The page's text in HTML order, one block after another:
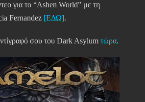
για το “Ashen World” με τη
Fernandez [ΕΔΩ].
σου του Dark Asylum τώρα.